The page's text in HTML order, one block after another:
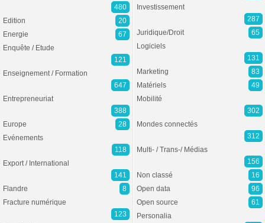
480
Edition
20
Energie
67
Enquête / Etude
121
Enseignement / Formation
647
Entrepreneuriat
388
Europe
28
Evénements
118
Export / International
141
Flandre
8
Fracture numérique
123
Investissement
287
Juridique/Droit
65
Logiciels
131
Marketing
83
Matériels
49
Mobilité
302
Mondes connectés
312
Multi- / Trans-/ Médias
156
Non classé
16
Open data
96
Open source
61
Personalia